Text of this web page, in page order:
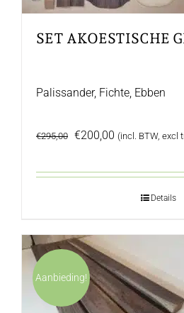
SET AKOESTISCHE
Palissander, Fichte, Ebben
€295,00 Oorspronkelijke
€200,00 Huidige
(incl. BTW, excl
Details
Aanbieding!